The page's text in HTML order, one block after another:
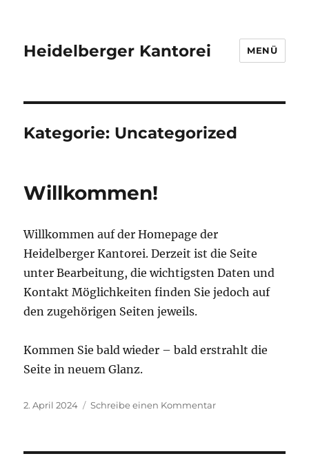
Heidelberger Kantorei MENÜ
Kategorie: Uncategorized
Willkommen!
Willkommen auf der Homepage der
Heidelberger Kantorei. Derzeit ist die Seite
unter Bearbeitung, die wichtigsten Daten und
Kontakt Möglichkeiten finden Sie jedoch auf
den zugehörigen Seiten jeweils.
Kommen Sie bald wieder – bald erstrahlt die
Seite in neuem Glanz.
Veröffentlicht
2. April 2024 Schreibe einen Kommentarzu